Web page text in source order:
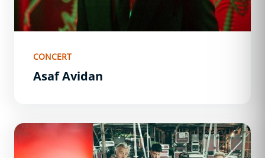
CONCERT
Asaf Avidan
Sex Pistols - 1ère partie : Les Wampas